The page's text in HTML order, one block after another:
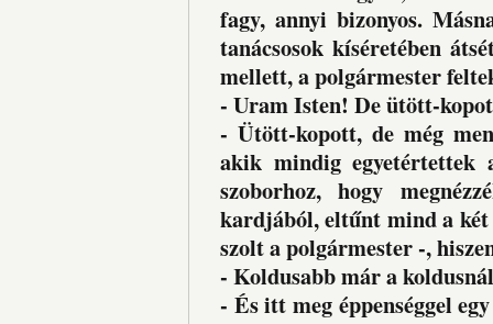
fagy, annyi bizonyos.
tanácsosok kíséretében
mellett, a polgármester
- Uram Isten! De ütött-
- Ütött-kopott, de még
akik mindig egyetértettek
szoborhoz, hogy
kardjából, eltűnt mind a két
szolt a polgármester -,
- Koldusabb már a
- És itt meg éppenséggel